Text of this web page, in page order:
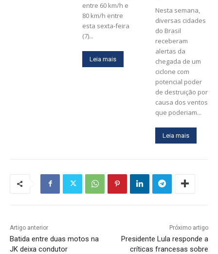
entre 60 km/h e
80 km/h entre
esta sexta-feira
(7)...
Leia mais
Nesta semana,
diversas cidades
do Brasil
receberam
alertas da
chegada de um
ciclone com
potencial poder
de destruição por
causa dos ventos
que poderiam...
Leia mais
Artigo anterior
Batida entre duas motos na
JK deixa condutor
Próximo artigo
Presidente Lula responde a
críticas francesas sobre